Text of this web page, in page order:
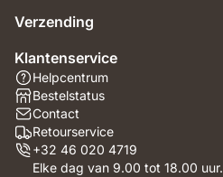
Verzending
Klantenservice
Helpcentrum
Bestelstatus
Contact
Retourservice
+32 46 020 4719
Elke dag van 9.00 tot 18.00 uur.